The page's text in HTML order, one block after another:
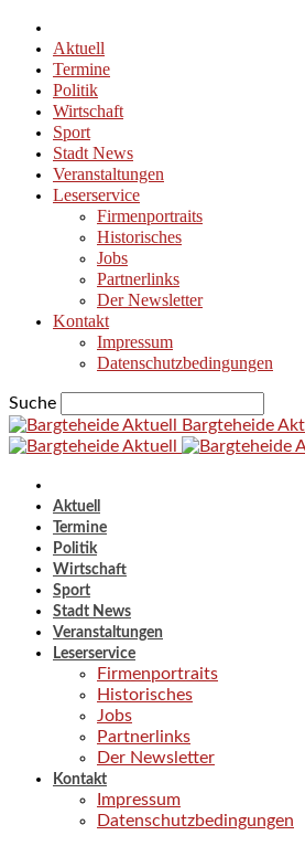
Aktuell
Termine
Politik
Wirtschaft
Sport
Stadt News
Veranstaltungen
Leserservice
Firmenportraits
Historisches
Jobs
Partnerlinks
Der Newsletter
Kontakt
Impressum
Datenschutzbedingungen
Suche
Bargteheide
Aktuell
Termine
Politik
Wirtschaft
Sport
Stadt News
Veranstaltungen
Leserservice
Firmenportraits
Historisches
Jobs
Partnerlinks
Der Newsletter
Kontakt
Impressum
Datenschutzbedingungen